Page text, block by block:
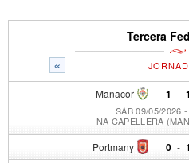
Tercera
«
Manacor 1 - 1
SÁB 09/05/2026
NA CAPELLERA
Portmany 0 - 1